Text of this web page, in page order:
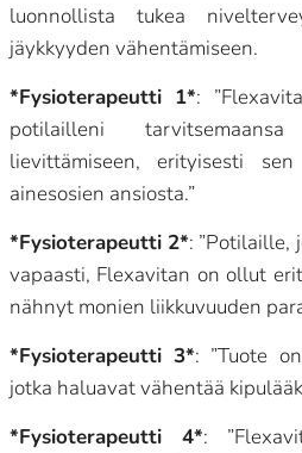
luonnollista tukea
jäykkyyden vähentämiseen.
*Fysioterapeutti 1*:
potilailleni
lievittämiseen, erityisesti
ainesosien ansiosta.”
*Fysioterapeutti 2*: ”Potilaille,
vapaasti, Flexavitan on ollut
nähnyt monien liikkuvuuden
*Fysioterapeutti 3*: ”Tuote
jotka haluavat vähentää
*Fysioterapeutti 4*: